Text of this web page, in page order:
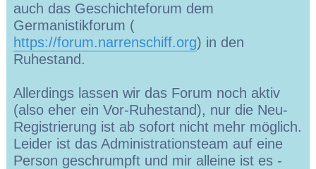
auch das Geschichteforum dem
Germanistikforum (
https://forum.narrenschiff.org) in den
Ruhestand.
Allerdings lassen wir das Forum noch aktiv
(also eher ein Vor-Ruhestand), nur die Neu-
Registrierung ist ab sofort nicht mehr möglich.
Leider ist das Administrationsteam auf eine
Person geschrumpft und mir alleine ist es -